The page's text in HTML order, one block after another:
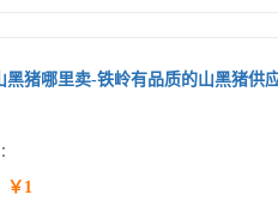
黑猪哪里卖-铁岭有品质的山黑猪供
￥1